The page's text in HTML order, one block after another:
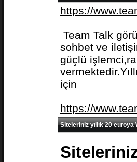
https://
Team Talk
sohbet ve
güçlü
için
https://
Siteleriniz yıllık 20 euroya
Siteleriniz